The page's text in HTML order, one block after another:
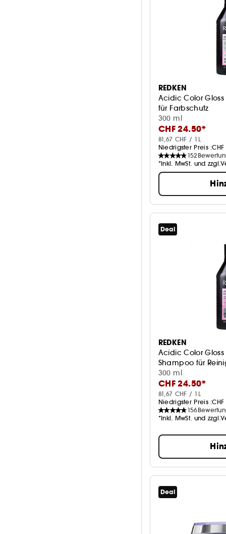
REDKEN
Acidic Color
für Farbschutz
300 ml
CHF 24.50*
81,67 CHF / 1L
Niedrigster Preis :CHF
152
*Inkl. MwSt. und
Deal
REDKEN
Acidic Color
Shampoo für
300 ml
CHF 24.50*
81,67 CHF / 1L
Niedrigster Preis :CHF
156
*Inkl. MwSt. und
Deal